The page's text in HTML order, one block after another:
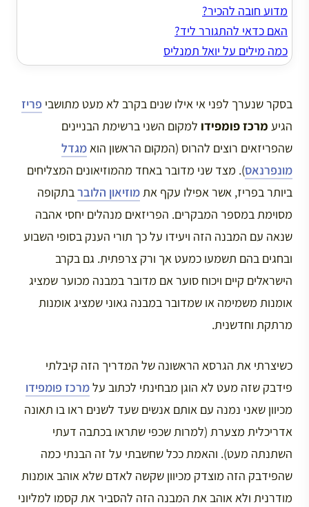
מדוע חובה להכיר?
האם כדאי להתגורר ליד?
כמה מילים על יואל תמנליס
בסקר שנערך לפני אי אילו שנים בקרב לא מעט מתושבי פריז
הגיע מרכז פומפידו למקום השני ברשימת הבניינים
שהפריזאים רוצים להרוס (המקום הראשון הואמגדל
מונפרנאס). מצד שני מדובר באחד מהמוזיאונים המצליחים
ביותר בפריז, אשר אפילו עקף אתמוזיאון הלוברבתקופה
מסוימת במספר המבקרים. הפריזאים מנהלים יחסי אהבה
שנאה עם המבנה הזה ויעידו על כך תורי הענק בסופי השבוע
ובחגים בהם תשמעו כמעט אך ורק צרפתית. גם בקרב
הישראלים קיים ויכוח סוער אם מדובר במבנה מכוער שמציג
אומנות משמימה או שמדובר במבנה גאוני שמציג אומנות
מרתקת וחדשנית.
כשיצרתי את הגרסא הראשונה של המדריך הזה קיבלתי
פידבק שזה מעט לא הוגן מבחינתי לכתוב עלמרכז פומפידו
מכיוון שאני נמנה עם אותם אנשים שעד לשנים ראו בו תאונה
אדריכלית מצערת (למרות שכפי שתראו בכתבה דעתי
השתנתה מעט). והאמת ככל שחשבתי על זה הבנתי כמה
שהפידבק הזה מוצדק מכיוון שקשה לאדם שלא אוהב אומנות
מודרנית ולא אוהב את המבנה הזה להסביר את קסמו למליוני